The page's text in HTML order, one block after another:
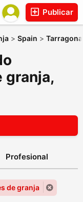
Publicar
> Spain > Tarragona
granja,
Profesional
de granja